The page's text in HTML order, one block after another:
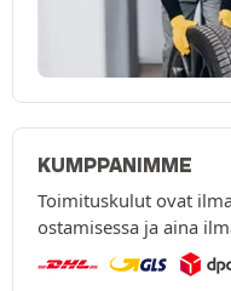
KUMPPANIMME
Toimituskulut ovat
ostamisessa ja aina